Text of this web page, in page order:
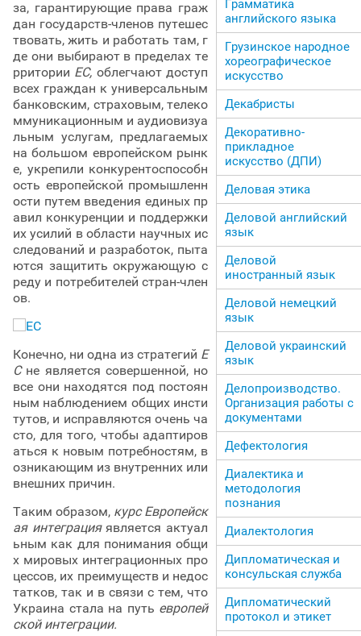
за, гарантирующие права граж
дан государств-членов путешес
твовать, жить и работать там, г
де они выбирают в пределах те
рритории ЕС, облегчают доступ
всех граждан к универсальным
банковским, страховым, телеко
ммуникационным и аудиовизуа
льным услугам, предлагаемых
на большом европейском рынк
е, укрепили конкурентоспособн
ость европейской промышленн
ости путем введения единых пр
авил конкуренции и поддержки
их усилий в области научных ис
следований и разработок, пыта
ются защитить окружающую с
реду и потребителей стран-член
ов.
Конечно, ни одна из стратегий Е
Сне является совершенной, но
все они находятся под постоян
ным наблюдением общих инсти
тутов, и исправляются очень ча
сто, для того, чтобы адаптиров
аться к новым потребностям, в
озникающим из внутренних или
внешних причин.
Таким образом, курс Европейск
ая интеграцияявляется актуал
ьным как для понимания общи
х мировых интеграционных про
цессов, их преимуществ и недос
татков, так и в связи с тем, что
Украина стала на путь европей
ской интеграции.
Грамматика
английского языка
Грузинское народное
хореографическое
искусство
Декабристы
Декоративно-
прикладное
искусство (ДПИ)
Деловая этика
Деловой английский
язык
Деловой
иностранный язык
Деловой немецкий
язык
Деловой украинский
язык
Делопроизводство.
Организация работы с
документами
Дефектология
Диалектика и
методология
познания
Диалектология
Дипломатическая и
консульская служба
Дипломатический
протокол и этикет